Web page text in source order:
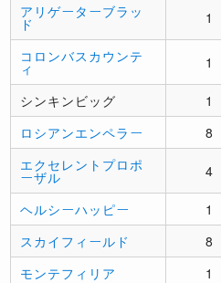
アリゲーターブラッ
ド 1
コロンバスカウンテ
ィ 1
シンキンビッグ 1
ロシアンエンペラー
8
エクセレントプロポ
ーザル 4
ヘルシーハッピー 1
スカイフィールド
8
モンテフィリア
1